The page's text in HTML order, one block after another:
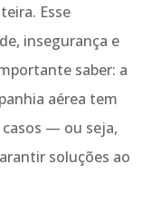
Esse
insegurança e
saber: a
aérea tem
— ou seja,
soluções ao